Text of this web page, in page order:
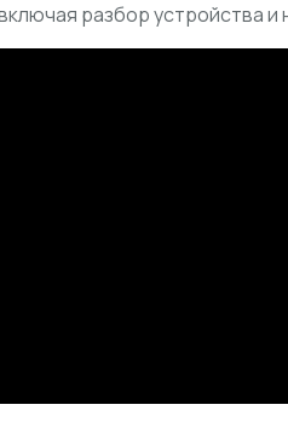
включая разбор устройства